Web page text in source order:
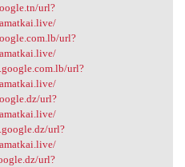
url?
url?
url?
url?
url?
url?